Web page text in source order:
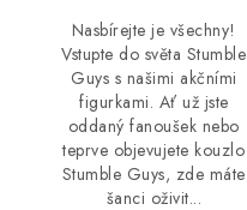
Nasbírejte je všechny!
Vstupte do světa Stumble
Guys s našimi akčními
figurkami. Ať už jste
oddaný fanoušek nebo
teprve objevujete kouzlo
Stumble Guys, zde máte
šanci oživit...